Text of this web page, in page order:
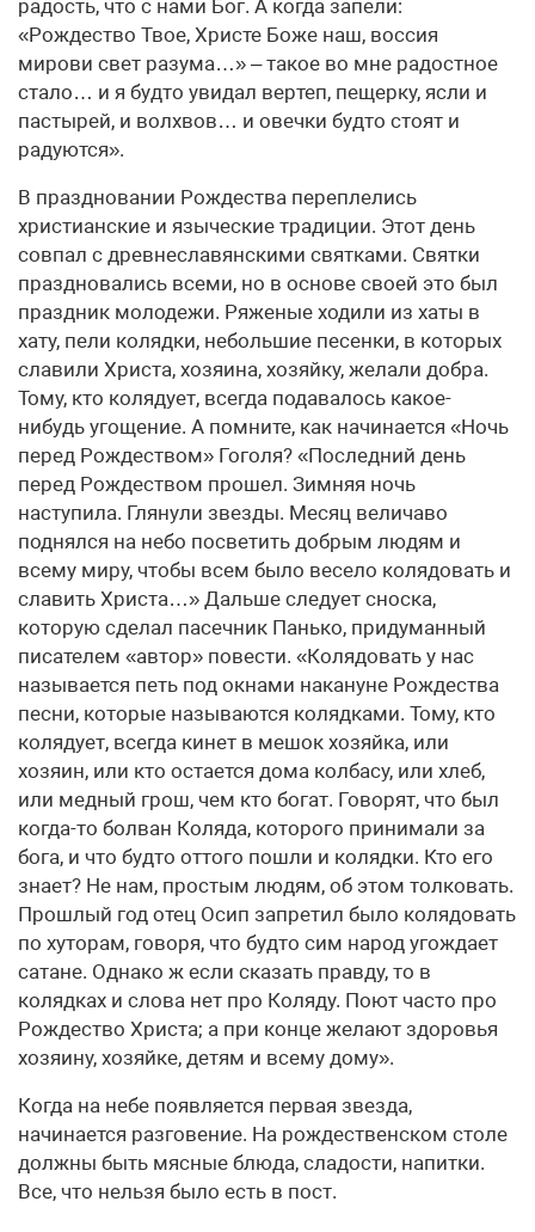
радость, что с нами Бог. А когда запели:
«Рождество Твое, Христе Боже наш, воссия
мирови свет разума…» – такое во мне радостное
стало… и я будто увидал вертеп, пещерку, ясли и
пастырей, и волхвов… и овечки будто стоят и
радуются».
В праздновании Рождества переплелись
христианские и языческие традиции. Этот день
совпал с древнеславянскими святками. Святки
праздновались всеми, но в основе своей это был
праздник молодежи. Ряженые ходили из хаты в
хату, пели колядки, небольшие песенки, в которых
славили Христа, хозяина, хозяйку, желали добра.
Тому, кто колядует, всегда подавалось какое-
нибудь угощение. А помните, как начинается «Ночь
перед Рождеством» Гоголя? «Последний день
перед Рождеством прошел. Зимняя ночь
наступила. Глянули звезды. Месяц величаво
поднялся на небо посветить добрым людям и
всему миру, чтобы всем было весело колядовать и
славить Христа…» Дальше следует сноска,
которую сделал пасечник Панько, придуманный
писателем «автор» повести. «Колядовать у нас
называется петь под окнами накануне Рождества
песни, которые называются колядками. Тому, кто
колядует, всегда кинет в мешок хозяйка, или
хозяин, или кто остается дома колбасу, или хлеб,
или медный грош, чем кто богат. Говорят, что был
когда-то болван Коляда, которого принимали за
бога, и что будто оттого пошли и колядки. Кто его
знает? Не нам, простым людям, об этом толковать.
Прошлый год отец Осип запретил было колядовать
по хуторам, говоря, что будто сим народ угождает
сатане. Однако ж если сказать правду, то в
колядках и слова нет про Коляду. Поют часто про
Рождество Христа; а при конце желают здоровья
хозяину, хозяйке, детям и всему дому».
Когда на небе появляется первая звезда,
начинается разговение. На рождественском столе
должны быть мясные блюда, сладости, напитки.
Все, что нельзя было есть в пост.